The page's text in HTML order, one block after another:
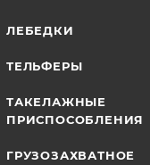
ЛЕБЕДКИ
ТЕЛЬФЕРЫ
ТАКЕЛАЖНЫЕ
ПРИСПОСОБЛЕНИЯ
ГРУЗОЗАХВАТНОЕ